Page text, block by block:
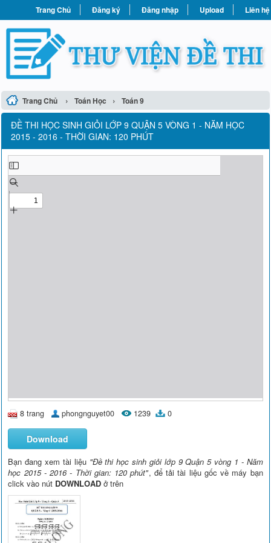
Trang Chủ Đăng ký Đăng nhập Upload Liên hệ
Trang Chủ › Toán Học › Toán 9
ĐỀ THI HỌC SINH GIỎI LỚP 9 QUẬN 5 VÒNG 1 - NĂM HỌC
2015 - 2016 - THỜI GIAN: 120 PHÚT
8 trang phongnguyet00 1239 0
Download
Bạn đang xem tài liệu "Đề thi học sinh giỏi lớp 9 Quận 5 vòng 1 - Năm
học 2015 - 2016 - Thời gian: 120 phút", để tải tài liệu gốc về máy bạn
click vào nút DOWNLOAD ở trên